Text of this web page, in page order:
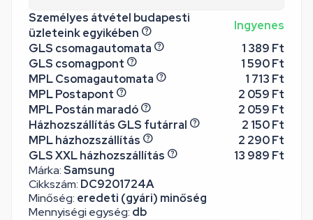
Márka:Samsung
Cikkszám: DC9201724A
Minőség: eredeti (gyári) minőség
Mennyiségi egység: db
Személyes átvétel budapesti
üzleteink egyikében
Ingyenes
GLS csomagautomata
1 389 Ft
GLS csomagpont
1 590 Ft
MPL Csomagautomata
1 713 Ft
MPL Postapont
2 059 Ft
MPL Postán maradó
2 059 Ft
Házhozszállítás GLS futárral
2 150 Ft
MPL házhozszállítás
2 290 Ft
GLS XXL házhozszállítás
13 989 Ft